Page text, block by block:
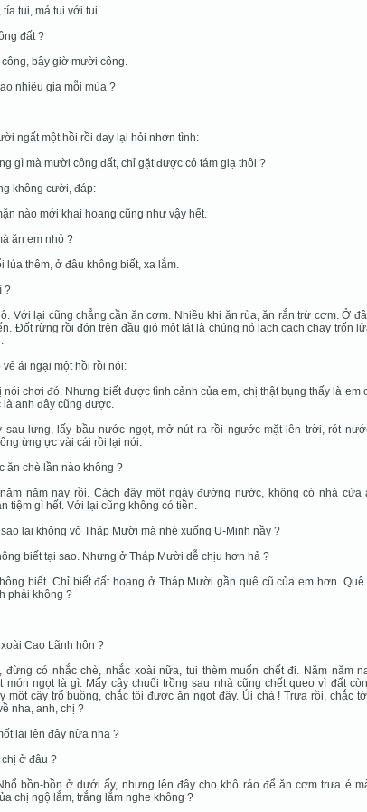
tía tui, má tui với tui.
đất ?
bây giờ mười công.
nhiêu giạ mỗi mùa ?
ngất một hồi rồi day lại hỏi nhơn tình:
gì mà mười công đất, chỉ gặt được có tám giạ thôi ?
không cười, đáp:
nào mới khai hoang cũng như vậy hết.
ăn em nhỏ ?
lúa thêm, ở đâu không biết, xa lắm.
?
Với lại cũng chẳng cần ăn cơm. Nhiều khi ăn rùa, ăn rắn trừ cơm. Ở
Đốt rừng rồi đón trên đầu gió một lát là chúng nó lạch cạch chạy trốn
vẻ ái ngại một hồi rồi nói:
nói chơi đó. Nhưng biết được tình cảnh của em, chị thật bụng thấy là em
là anh đây cũng được.
sau lưng, lấy bầu nước ngọt, mở nút ra rồi ngước mặt lên trời, rót
ừng ực vài cái rồi lại nói:
ăn chè lần nào không ?
năm nay rồi. Cách đây một ngày đường nước, không có nhà cửa
tiệm gì hết. Với lại cũng không có tiền.
lại không vô Tháp Mười mà nhè xuống U-Minh nầy ?
biết tại sao. Nhưng ở Tháp Mười dễ chịu hơn hả ?
biết. Chỉ biết đất hoang ở Tháp Mười gần quê cũ của em hơn. Quê
phải không ?
Cao Lãnh hôn ?
đừng có nhắc chè, nhắc xoài nữa, tui thèm muốn chết đi. Năm năm
món ngọt là gì. Mấy cây chuối trồng sau nhà cũng chết queo vì đất
một cây trổ buồng, chắc tôi được ăn ngọt đây. Úi chà ! Trưa rồi, chắc
nha, anh, chị ?
lại lên đây nữa nha ?
ở đâu ?
bồn-bồn ở dưới ấy, nhưng lên đây cho khô ráo để ăn cơm trưa é
chị ngộ lắm, trắng lắm nghe không ?